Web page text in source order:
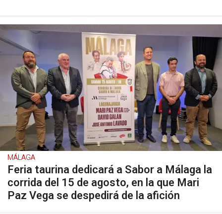
MÁLAGA
Feria taurina dedicará a Sabor a Málaga la
corrida del 15 de agosto, en la que Mari
Paz Vega se despedirá de la afición